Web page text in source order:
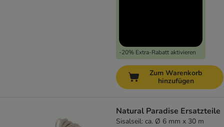
-20% Extra-Rabatt aktivieren
Zum Warenkorb
hinzufügen
Natural Paradise Ersatzteile
Sisalseil: ca. Ø 6 mm x 30 m